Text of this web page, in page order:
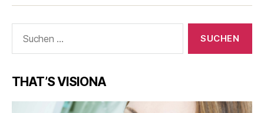
nach:
THAT’S VISIONA